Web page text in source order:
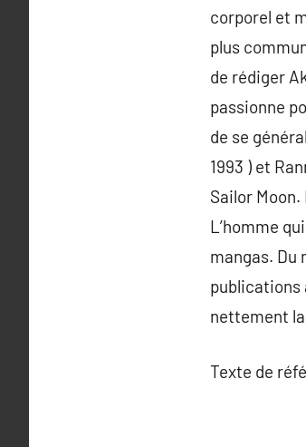
corporel et
plus
de rédiger
passionne
de se
1993 ) et
Sailor
L’homme
mangas. Du
publications
nettement
Texte de